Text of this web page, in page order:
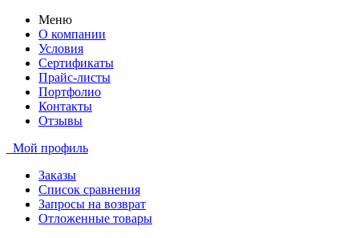
Меню
О компании
Условия
Сертификаты
Прайс-листы
Портфолио
Контакты
Отзывы
Мой профиль
Заказы
Список сравнения
Запросы на возврат
Отложенные товары